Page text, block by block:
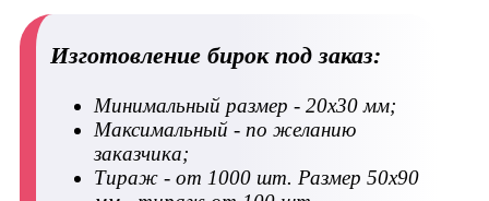
Изготовление бирок под заказ:
Минимальный размер - 20х30 мм;
Максимальный - по желанию
заказчика;
Тираж - от 1000 шт. Размер 50х90